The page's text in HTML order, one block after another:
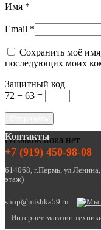
Имя *
Email *
Сохранить моё
последующих моих
Защитный код
72 − 63 =
Отзывов пока нет
Контакты
+7 (919) 450-98-08
614068, г.Пермь,
этаж)
shop@mishka59.ru
Интернет-магазин